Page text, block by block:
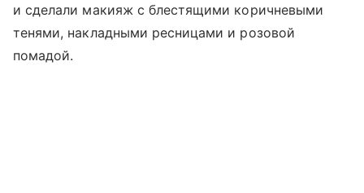
и сделали макияж с блестящими коричневыми
тенями, накладными ресницами и розовой
помадой.